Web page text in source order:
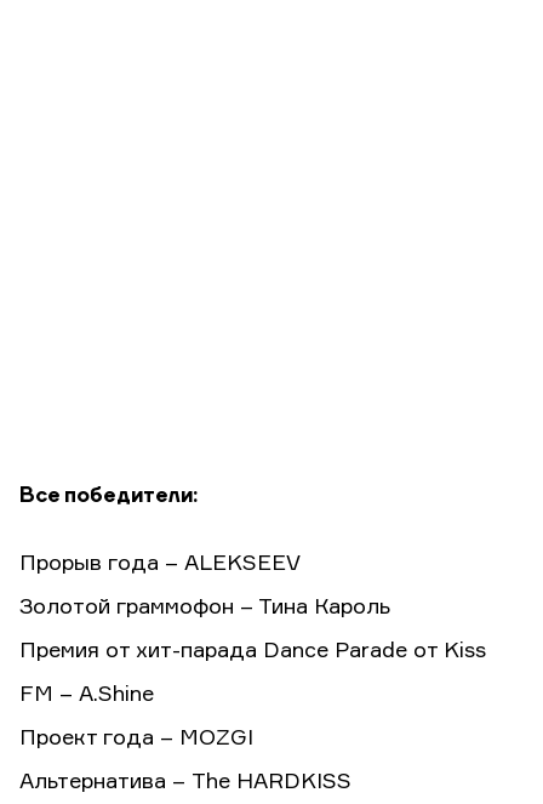
Все победители:
Прорыв года – ALEKSEEV
Золотой граммофон – Тина Кароль
Премия от хит-парада Dance Parade от Kiss
FM – A.Shine
Проект года – MOZGI
Альтернатива – The HARDKISS